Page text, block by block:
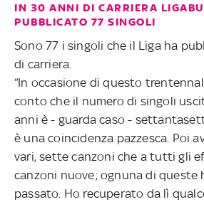
IN 30 ANNI DI CARRIERA
PUBBLICATO 77 SINGOLI
Sono 77 i singoli che il Liga ha
di carriera.
“In occasione di questo
conto che il numero di singoli
anni è - guarda caso -
è una coincidenza pazzesca. Poi
vari, sette canzoni che a tutti gli
canzoni nuove; ognuna di queste
passato. Ho recuperato da lì